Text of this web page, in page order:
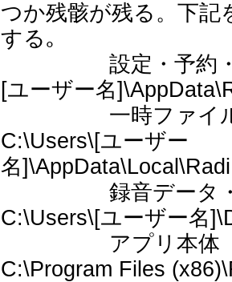
つか残骸が残る。下記
する｡
設定・予約・
[ユーザー名
一時ファイ
C:\Users\[ユーザー
名
録音デー
C:\Users\[ユーザー名
アプリ本体
C:\Program Files